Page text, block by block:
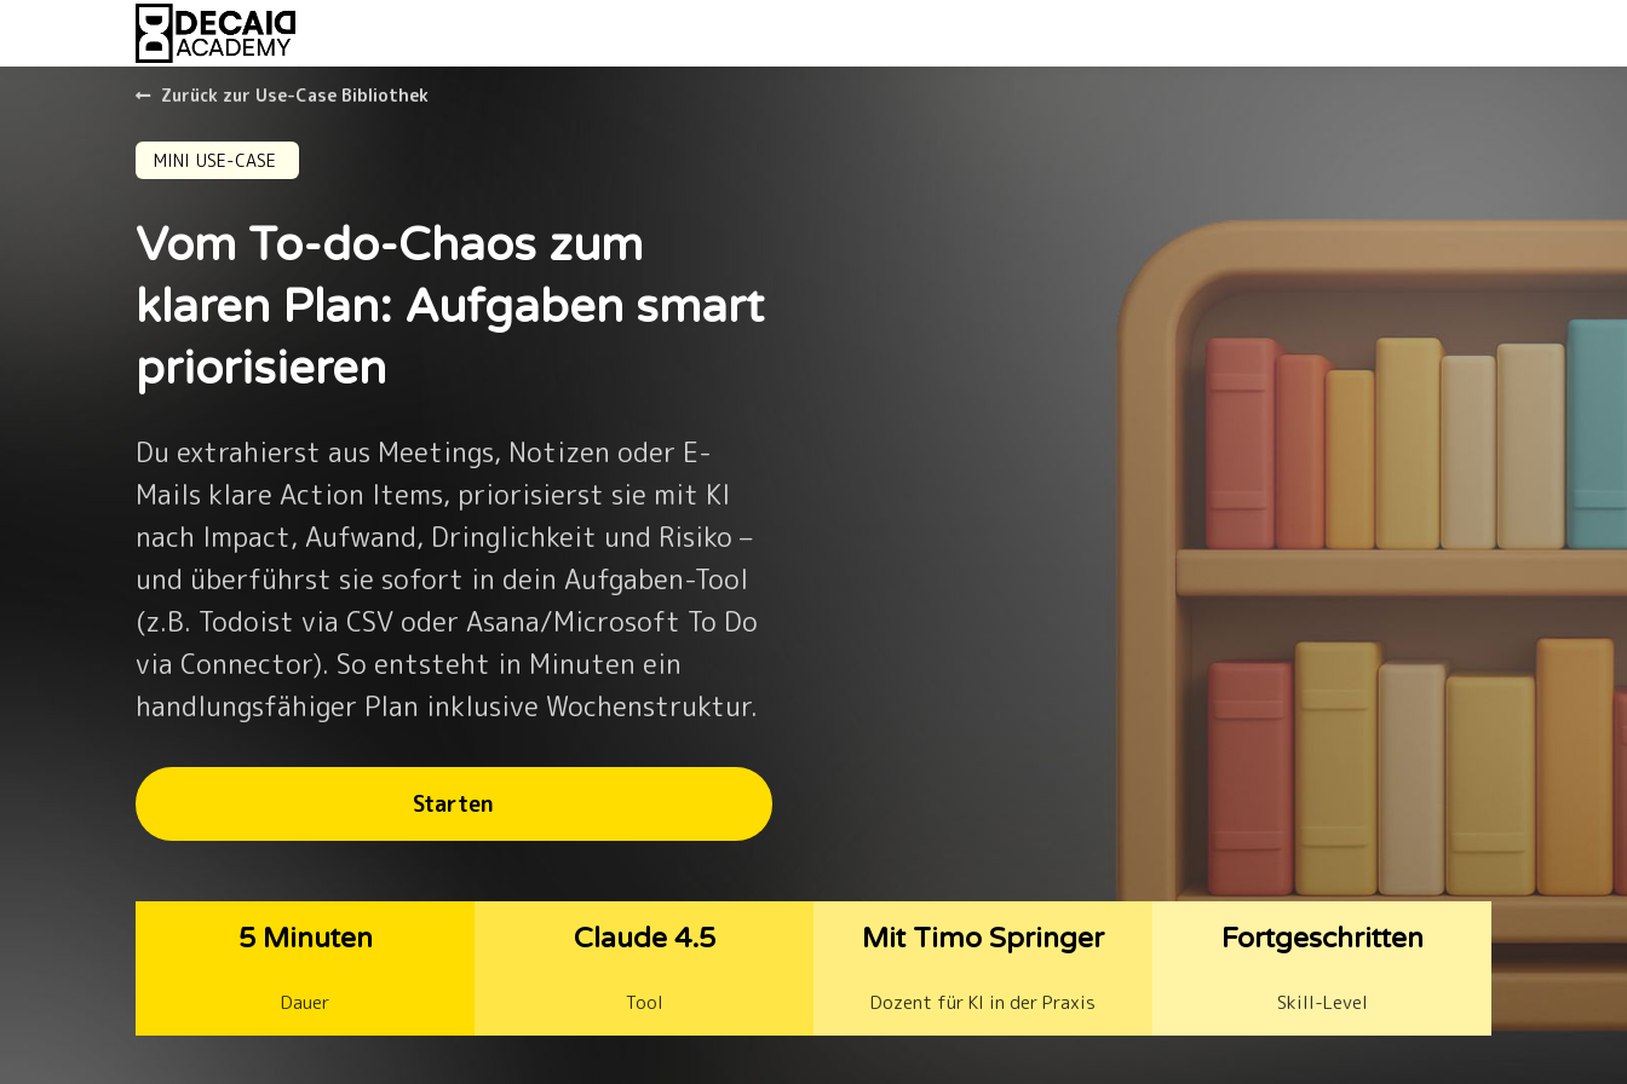
Zurück zur Use-Case Bibliothek
MINI USE-CASE
Vom To-do-Chaos zum
klaren Plan: Aufgaben smart
priorisieren
Du extrahierst aus Meetings, Notizen oder E-
Mails klare Action Items, priorisierst sie mit KI
nach Impact, Aufwand, Dringlichkeit und Risiko –
und überführst sie sofort in dein Aufgaben-Tool
(z.B. Todoist via CSV oder Asana/Microsoft To Do
via Connector). So entsteht in Minuten ein
handlungsfähiger Plan inklusive Wochenstruktur.
Starten
5 Minuten
Dauer
Claude 4.5
Tool
Mit Timo Springer
Dozent für KI in der Praxis
Fortgeschritten
Skill-Level